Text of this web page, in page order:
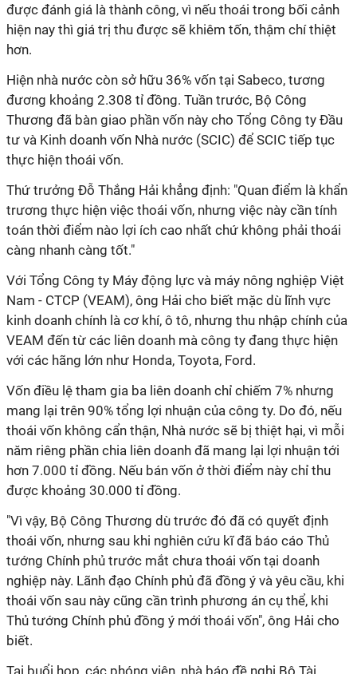
được đánh giá là thành công, vì nếu thoái trong bối cảnh
hiện nay thì giá trị thu được sẽ khiêm tốn, thậm chí thiệt
hơn.
Hiện nhà nước còn sở hữu 36% vốn tại Sabeco, tương
đương khoảng 2.308 tỉ đồng. Tuần trước, Bộ Công
Thương đã bàn giao phần vốn này cho Tổng Công ty Đầu
tư và Kinh doanh vốn Nhà nước (SCIC) để SCIC tiếp tục
thực hiện thoái vốn.
Thứ trưởng Đỗ Thắng Hải khẳng định: "Quan điểm là khẩn
trương thực hiện việc thoái vốn, nhưng việc này cần tính
toán thời điểm nào lợi ích cao nhất chứ không phải thoái
càng nhanh càng tốt."
Với Tổng Công ty Máy động lực và máy nông nghiệp Việt
Nam - CTCP (VEAM), ông Hải cho biết mặc dù lĩnh vực
kinh doanh chính là cơ khí, ô tô, nhưng thu nhập chính của
VEAM đến từ các liên doanh mà công ty đang thực hiện
với các hãng lớn như Honda, Toyota, Ford.
Vốn điều lệ tham gia ba liên doanh chỉ chiếm 7% nhưng
mang lại trên 90% tổng lợi nhuận của công ty. Do đó, nếu
thoái vốn không cẩn thận, Nhà nước sẽ bị thiệt hại, vì mỗi
năm riêng phần chia liên doanh đã mang lại lợi nhuận tới
hơn 7.000 tỉ đồng. Nếu bán vốn ở thời điểm này chỉ thu
được khoảng 30.000 tỉ đồng.
"Vì vậy, Bộ Công Thương dù trước đó đã có quyết định
thoái vốn, nhưng sau khi nghiên cứu kĩ đã báo cáo Thủ
tướng Chính phủ trước mắt chưa thoái vốn tại doanh
nghiệp này. Lãnh đạo Chính phủ đã đồng ý và yêu cầu, khi
thoái vốn sau này cũng cần trình phương án cụ thể, khi
Thủ tướng Chính phủ đồng ý mới thoái vốn", ông Hải cho
biết.
Tại buổi họp, các phóng viên, nhà báo đề nghị Bộ Tài